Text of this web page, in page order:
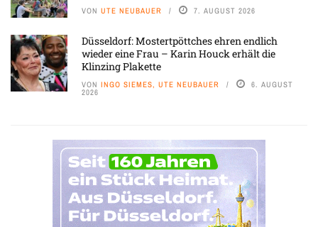
VON UTE NEUBAUER 7. AUGUST 2026
Düsseldorf: Mostertpöttches ehren endlich
wieder eine Frau – Karin Houck erhält die
Klinzing Plakette
VON INGO SIEMES, UTE NEUBAUER 6. AUGUST
2026